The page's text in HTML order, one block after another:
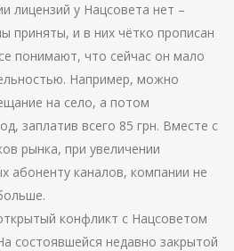
лицензий у Нацсовета нет –
приняты, и в них чётко прописан
понимают, что сейчас он мало
Например, можно
на село, а потом
заплатив всего 85 грн. Вместе с
рынка, при увеличении
абоненту каналов, компании не
конфликт с Нацсоветом
состоявшейся недавно закрытой